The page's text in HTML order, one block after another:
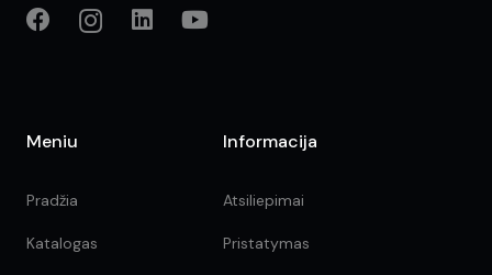
Meniu
Pradžia
Katalogas
Informacija
Atsiliepimai
Pristatymas